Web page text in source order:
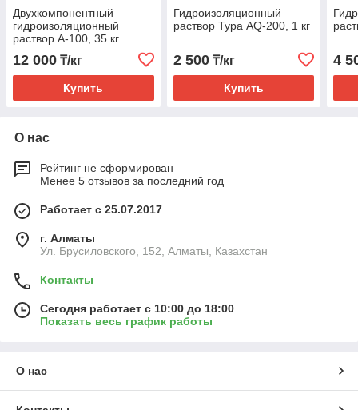
Двухкомпонентный
гидроизоляционный
раствор А-100, 35 кг
12 000 ₸/кг
Купить
Гидроизоляционный
раствор Тура AQ-200, 1 кг
2 500₸/кг
Купить
4
О нас
Рейтинг не сформирован
Менее 5 отзывов за последний год
Работает с 25.07.2017
г. Алматы
Ул. Брусиловского, 152, Алматы, Казахстан
Контакты
Сегодня работает с 10:00 до 18:00
Показать весь график работы
О нас